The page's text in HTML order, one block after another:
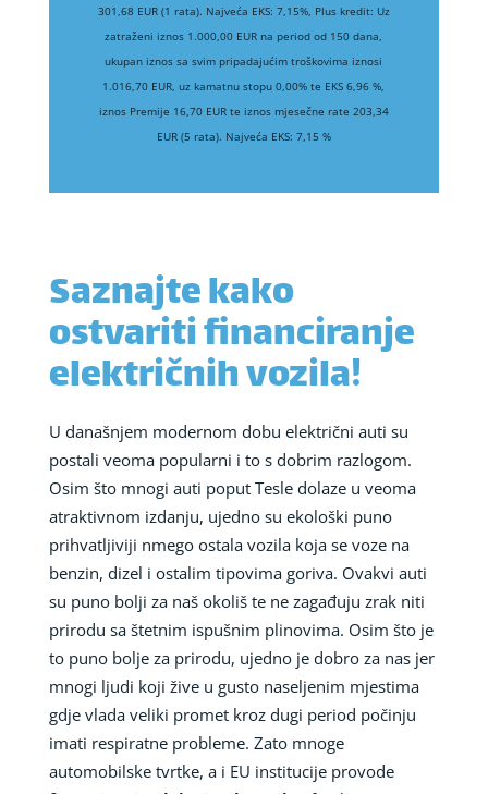
301,68 EUR (1 rata). Najveća EKS: 7,15%, Plus kredit: Uz
zatraženi iznos 1.000,00 EUR na period od 150 dana,
ukupan iznos sa svim pripadajućim troškovima iznosi
1.016,70 EUR, uz kamatnu stopu 0,00% te EKS 6,96 %,
iznos Premije 16,70 EUR te iznos mjesečne rate 203,34
EUR (5 rata). Najveća EKS: 7,15 %
Saznajte kako
ostvariti financiranje
električnih vozila!
U današnjem modernom dobu električni auti su
postali veoma popularni i to s dobrim razlogom.
Osim što mnogi auti poput Tesle dolaze u veoma
atraktivnom izdanju, ujedno su ekološki puno
prihvatljiviji nmego ostala vozila koja se voze na
benzin, dizel i ostalim tipovima goriva. Ovakvi auti
su puno bolji za naš okoliš te ne zagađuju zrak niti
prirodu sa štetnim ispušnim plinovima. Osim što je
to puno bolje za prirodu, ujedno je dobro za nas jer
mnogi ljudi koji žive u gusto naseljenim mjestima
gdje vlada veliki promet kroz dugi period počinju
imati respiratne probleme. Zato mnoge
automobilske tvrtke, a i EU institucije provode